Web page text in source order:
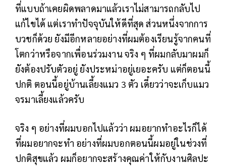
ที่แบบถ้าเคยผิดพลาดมาแล้วเราไม่สามารถกลับไป
แก้ไขได้ แต่เราทำปัจจุบันให้ดีที่สุด ส่วนหนึ่งจากการ
บวชก็ด้วย ยังมีอีกหลายอย่างที่ผมต้องเรียนรู้จากคนที่
โตกว่าหรือจากเพื่อนร่วมงาน จริง ๆ ที่ผมกลับมาผมก็
ยังต้องปรับตัวอยู่ ยังประหม่าอยู่เยอะครับ แต่ก็ตอนนี้
ปกติ ตอนนี้อยู่บ้านเลี้ยงแมว 3 ตัว เดี๋ยวว่าจะเก็บแมว
จรมาเลี้ยงแล้วครับ
จริง ๆ อย่างที่ผมบอกไปแล้วว่า ผมอยากทำอะไรก็ได้
ที่ผมอยากจะทำ อย่างที่ผมบอกตอนนี้ผมอยู่ในช่วงที่
ปกติสุขแล้ว ผมก็อยากจะสร้างคุณค่าให้กับงานศิลปะ